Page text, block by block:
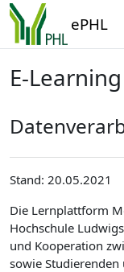
Zum Hauptinhalt
ePHL
E-
Stand: 20.05.2021
Die Lernplattform
Hochschule
und Kooperation
sowie